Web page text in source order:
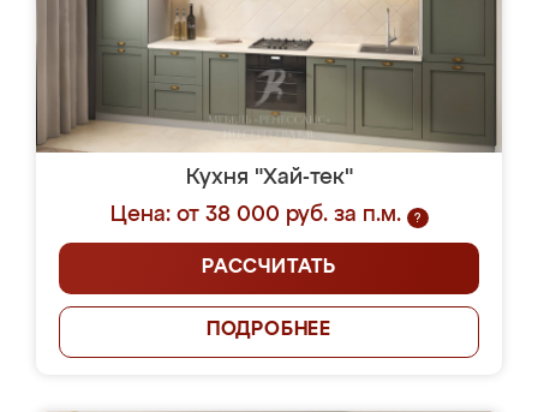
Кухня "Хай-тек"
Цена: от 38 000 руб. за п.м.
?
РАССЧИТАТЬ
ПОДРОБНЕЕ